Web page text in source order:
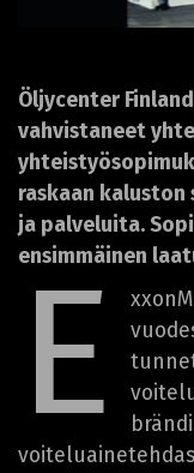
Öljycenter
vahvistaneet
raskaan
ja palveluita.
ensimmäinen
E